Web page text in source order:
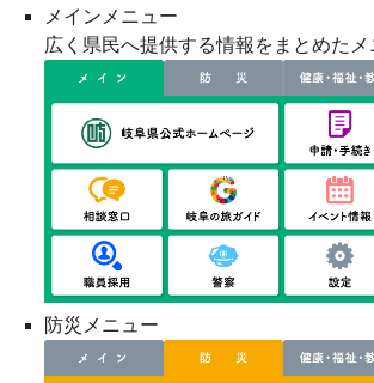
メインメニュー
広く県民へ提供する情報をまとめたメ
防災メニュー